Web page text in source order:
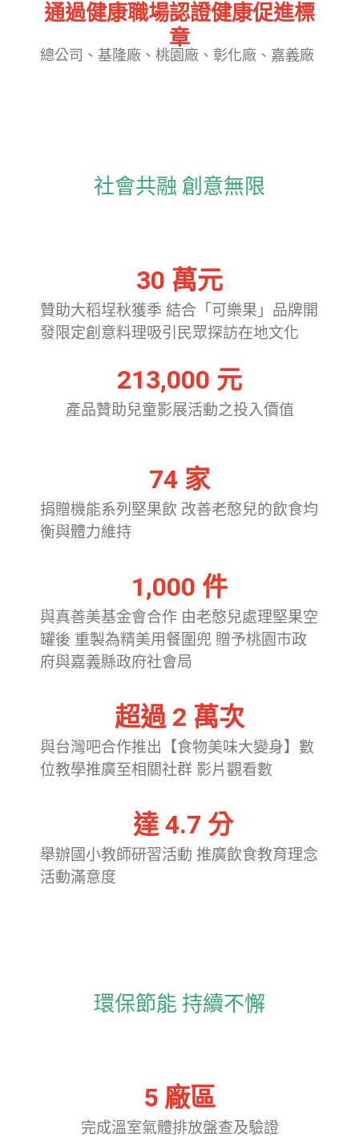
通過健康職場認證健康促進標
章
總公司、基隆廠、桃園廠、彰化廠、嘉義廠
社會共融 創意無限
贊助大稻埕秋獲季 結合「可樂果」品牌開
發限定創意料理吸引民眾探訪在地文化
30 萬元
產品贊助兒童影展活動之投入價值
213,000 元
捐贈機能系列堅果飲 改善老憨兒的飲食均
衡與體力維持
74 家
與真善美基金會合作 由老憨兒處理堅果空
罐後 重製為精美用餐圍兜 贈予桃園市政
府與嘉義縣政府社會局
1,000 件
與台灣吧合作推出【食物美味大變身】數
位教學推廣至相關社群 影片觀看數
超過 2 萬次
舉辦國小教師研習活動 推廣飲食教育理念
活動滿意度
達 4.7 分
環保節能 持續不懈
完成溫室氣體排放盤查及驗證
5 廠區